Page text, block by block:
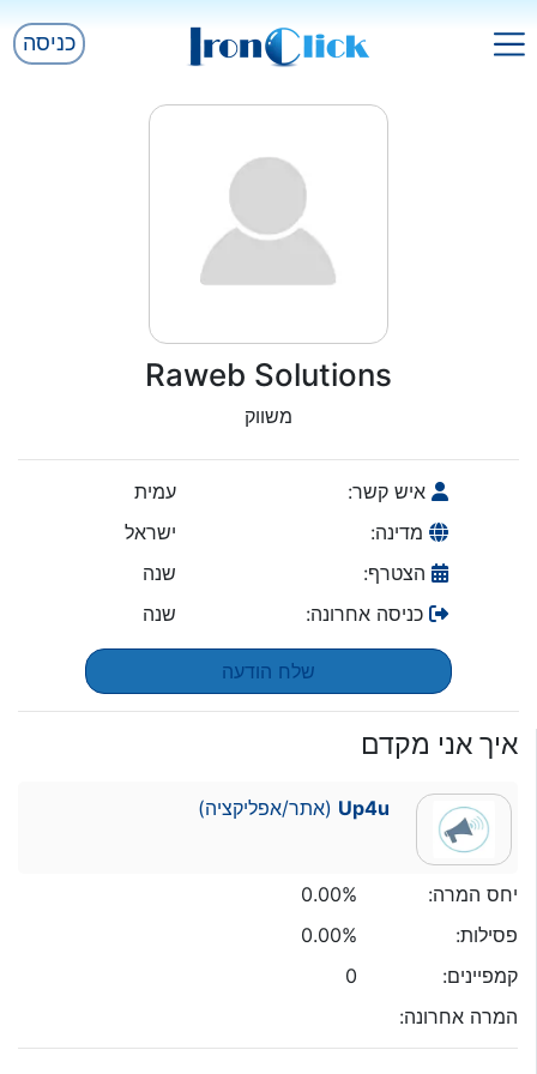
כניסה
Raweb Solutions
משווק
איש קשר:
עמית
מדינה:
ישראל
הצטרף:
שנה
כניסה אחרונה:
שנה
שלח הודעה
איך אני מקדם
Up4u (אתר/אפליקציה)
יחס המרה:
0.00%
פסילות:
0.00%
קמפיינים:
0
המרה אחרונה: